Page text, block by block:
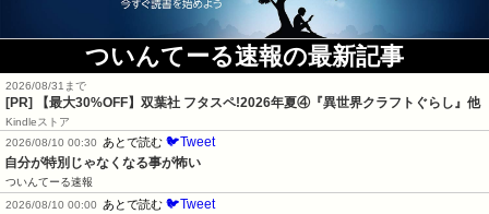
ついんてーる速報の最新記事
2026/08/31まで
[PR] 【最大30%OFF】双葉社 フタスペ!2026年夏④『異世界クラフトぐらし』他
Kindleストア
2026/08/10 00:30
あとで読む 🐦Tweet
自分が特別じゃなくなる事が怖い
ついんてーる速報
2026/08/10 00:00
あとで読む 🐦Tweet